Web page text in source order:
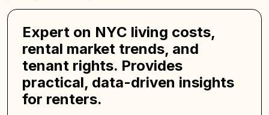
Expert on NYC living costs,
rental market trends, and
tenant rights. Provides
practical, data-driven insights
for renters.